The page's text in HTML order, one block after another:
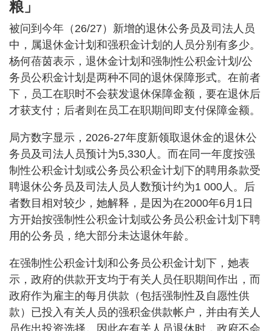
粮」
被问到今年（26/27）新增的退休公务员及司法人员
中，属退休金计划和强积金计划的人员分别有多少。
杨何蓓茵表示，退休金计划和强制性公积金计划/公
务员公积金计划是两种不同的退休保障形式。在前者
下，员工在职时不会获发退休保障金额，要在退休后
才获支付；后者则在员工在职期间即支付保障金额。
局方数字显示，2026-27年度新领取退休金的退休公
务员及司法人员预计为5,330人。而在同一年度按强
制性公积金计划或公务员公积金计划下的聘用条款受
聘退休公务员及司法人员人数预计约为1 000人。后
者数目相对较少，她解释，是因为在2000年6月1日
方开始按强制性公积金计划或公务员公积金计划下聘
用的公务员，绝大部分未达退休年龄。
在强制性公积金计划和公务员公积金计划下，她表
示，政府的供款开支均于有关人员任职期间作出，而
政府作为雇主的每月供款（包括强制性及自愿性供
款）已投入有关人员的强积金供款帐户，并由有关人